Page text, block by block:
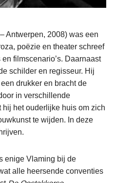
Antwerpen, 2008) was een
poëzie en theater schreef
filmscenario’s. Daarnaast
schilder en regisseur. Hij
drukker en bracht de
in verschillende
het ouderlijke huis om zich
te wijden. In deze
enige Vlaming bij de
alle heersende conventies